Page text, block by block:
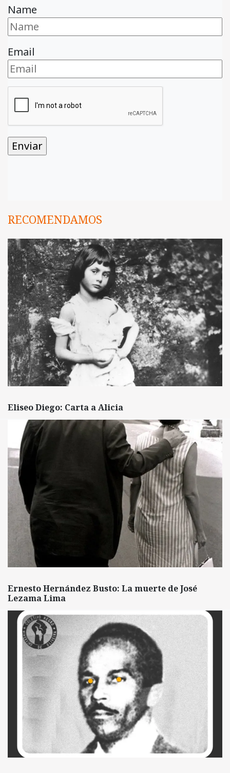
Name
Email
RECOMENDAMOS
Eliseo Diego: Carta a Alicia
Ernesto Hernández Busto: La muerte de José
Lezama Lima